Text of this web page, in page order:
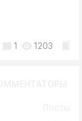
1 1203